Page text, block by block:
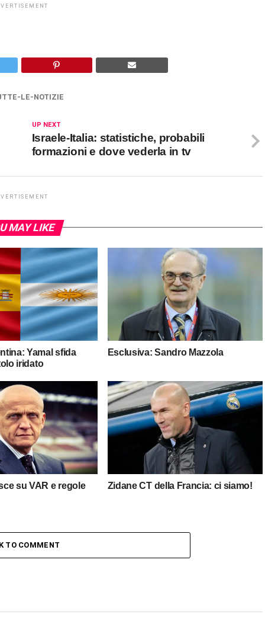
LE-NOTIZIE
UP NEXT
Israele-Italia: statistiche, probabili
formazioni e dove vederla in tv
MAY LIKE
Yamal sfida
iridato
Esclusiva: Sandro Mazzola
su VAR e regole Zidane CT della Francia: ci siamo!
TO COMMENT